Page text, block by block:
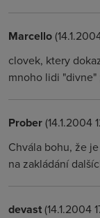
Marcello
clovek, ktery
mnoho lidi "divne"
Prober(14.1.2004
Chvála bohu, že
na zakládání
devast(14.1.2004